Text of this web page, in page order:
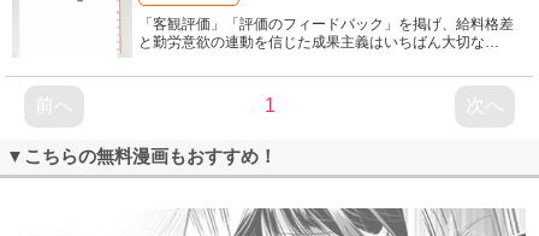
「客観評価」「評価のフィードバック」を掲げ、給料格差
と勤労意欲の連動を信じた成果主義はいちばん大切な…
前へ 1 次へ
▼こちらの無料漫画もおすすめ！